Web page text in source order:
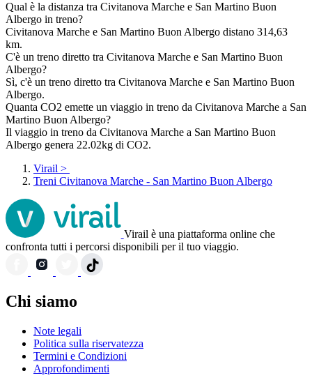
Qual è la distanza tra Civitanova Marche e San Martino Buon
Albergo in treno?
Civitanova Marche e San Martino Buon Albergo distano 314,63
km.
C'è un treno diretto tra Civitanova Marche e San Martino Buon
Albergo?
Sì, c'è un treno diretto tra Civitanova Marche e San Martino Buon
Albergo.
Quanta CO2 emette un viaggio in treno da Civitanova Marche a San
Martino Buon Albergo?
Il viaggio in treno da Civitanova Marche a San Martino Buon
Albergo genera 22.02kg di CO2.
Virail >
Treni Civitanova Marche - San Martino Buon Albergo
Virail è una piattaforma online che
confronta tutti i percorsi disponibili per il tuo viaggio.
Chi siamo
Note legali
Politica sulla riservatezza
Termini e Condizioni
Approfondimenti